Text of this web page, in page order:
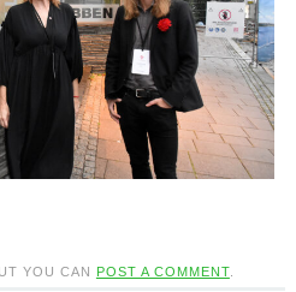
YOU CAN POST A COMMENT.